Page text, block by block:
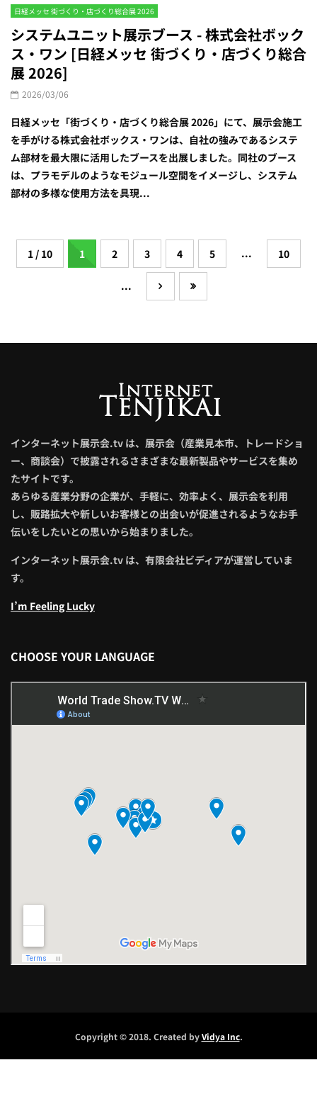
日経メッセ 街づくり・店づくり総合展 2026
システムユニット展示ブース - 株式会社ボック
ス・ワン [日経メッセ 街づくり・店づくり総合
展 2026]
2026/03/06
日経メッセ「街づくり・店づくり総合展 2026」にて、展示会施工
を手がける株式会社ボックス・ワンは、自社の強みであるシステ
ム部材を最大限に活用したブースを出展しました。同社のブース
は、プラモデルのようなモジュール空間をイメージし、システム
部材の多様な使用方法を具現...
1 / 10 1 2 3 4 5 ... 10
...
インターネット展示会.tv は、展示会（産業見本市、トレードショ
ー、商談会）で披露されるさまざまな最新製品やサービスを集め
たサイトです。
あらゆる産業分野の企業が、手軽に、効率よく、展示会を利用
し、販路拡大や新しいお客様との出会いが促進されるようなお手
伝いをしたいとの思いから始まりました。
インターネット展示会.tv は、有限会社ビディアが運営していま
す。
I’m Feeling Lucky
CHOOSE YOUR LANGUAGE
Copyright © 2018. Created byVidya Inc.